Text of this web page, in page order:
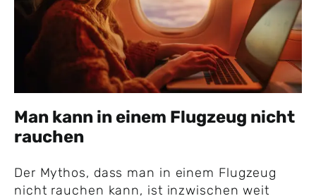
Man kann in einem Flugzeug nicht
rauchen
Der Mythos, dass man in einem Flugzeug
nicht rauchen kann, ist inzwischen weit